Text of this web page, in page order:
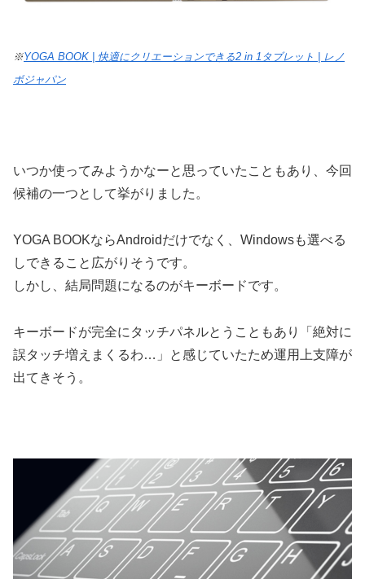
※YOGA BOOK | 快適にクリエーションできる2 in 1タブレット | レノ
ボジャパン
いつか使ってみようかなーと思っていたこともあり、今回
候補の一つとして挙がりました。
YOGA BOOKならAndroidだけでなく、Windowsも選べる
しできること広がりそうです。
しかし、結局問題になるのがキーボードです。
キーボードが完全にタッチパネルとうこともあり「絶対に
誤タッチ増えまくるわ…」と感じていたため運用上支障が
出てきそう。